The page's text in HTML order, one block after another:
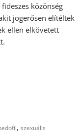
közönség
jogerősen elítéltek
ellen elkövetett
, szexuális